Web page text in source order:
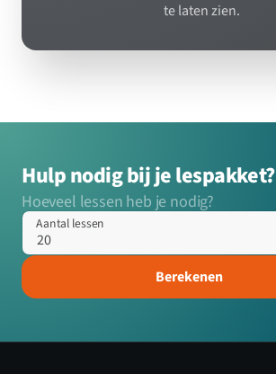
te laten zien.
Hulp nodig bij je lespakket?
Hoeveel lessen heb je nodig?
Aantal lessen
Berekenen